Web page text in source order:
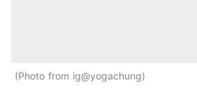
Photo from ig@yogachung